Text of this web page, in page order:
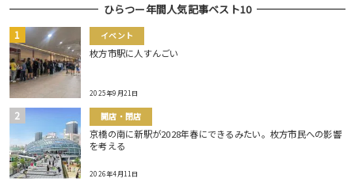
ひらつー年間人気記事ベスト10
イベント
枚方市駅に人すんごい
2025年9月21日
開店・閉店
京橋の南に新駅が2028年春にできるみたい。枚方市民への影響
を考える
2026年4月11日